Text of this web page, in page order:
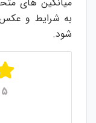
به شرایط و عکس
شود.
۵